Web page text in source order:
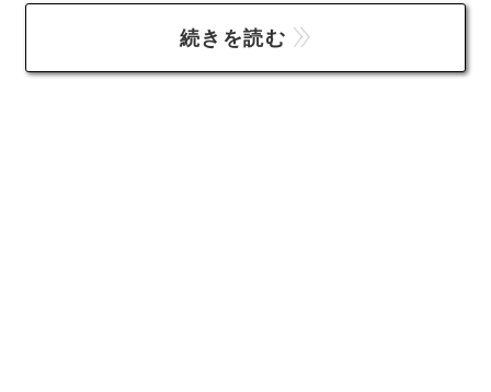
続きを読む